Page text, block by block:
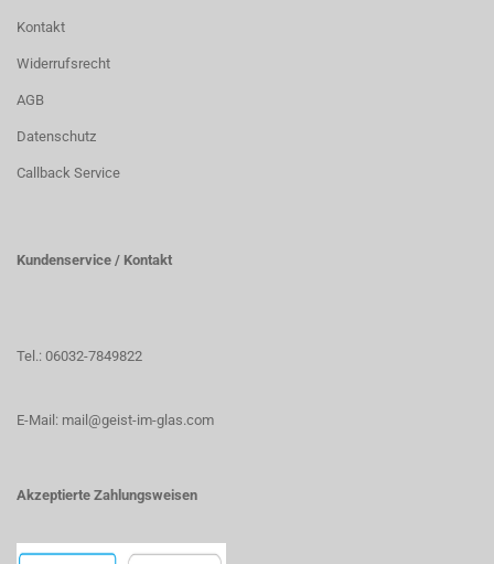
Kontakt
Widerrufsrecht
AGB
Datenschutz
Callback Service
Kundenservice / Kontakt
Tel.: 06032-7849822
E-Mail: mail@geist-im-glas.com
Akzeptierte Zahlungsweisen